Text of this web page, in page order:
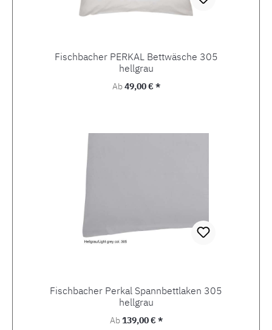
Fischbacher PERKAL Bettwäsche 305
hellgrau
Regulärer Preis:
Ab49,00 € *
Fischbacher Perkal Spannbettlaken 305
hellgrau
Regulärer Preis:
Ab139,00 € *